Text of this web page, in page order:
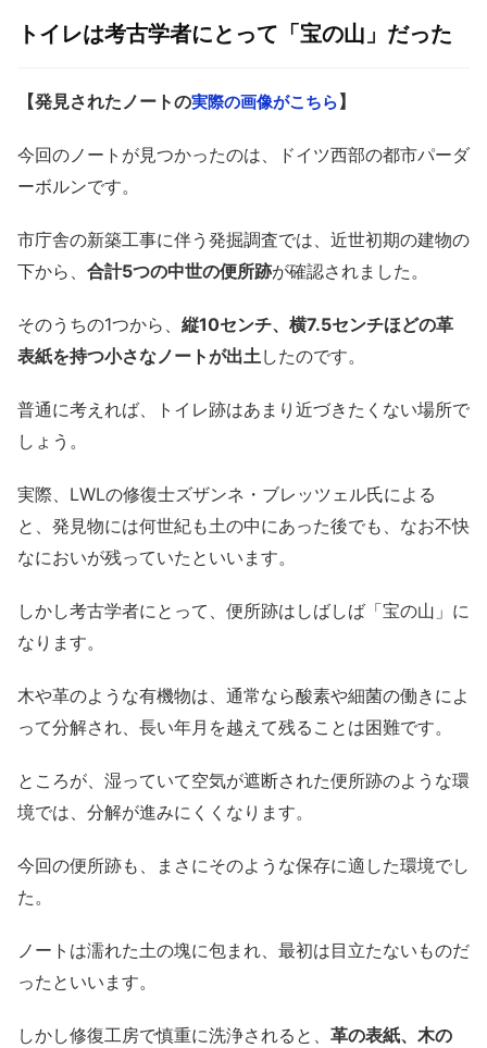
トイレは考古学者にとって「宝の山」だった
【発見されたノートの実際の画像がこちら】
今回のノートが見つかったのは、ドイツ西部の都市パーダ
ーボルンです。
市庁舎の新築工事に伴う発掘調査では、近世初期の建物の
下から、 合計5つの中世の便所跡が確認されました。
そのうちの1つから、 縦10センチ、横7.5センチほどの革
表紙を持つ小さなノートが出土したのです。
普通に考えれば、トイレ跡はあまり近づきたくない場所で
しょう。
実際、LWLの修復士ズザンネ・ブレッツェル氏による
と、発見物には何世紀も土の中にあった後でも、なお不快
なにおいが残っていたといいます。
しかし考古学者にとって、便所跡はしばしば「宝の山」に
なります。
木や革のような有機物は、通常なら酸素や細菌の働きによ
って分解され、長い年月を越えて残ることは困難です。
ところが、湿っていて空気が遮断された便所跡のような環
境では、分解が進みにくくなります。
今回の便所跡も、まさにそのような保存に適した環境でし
た。
ノートは濡れた土の塊に包まれ、最初は目立たないものだ
ったといいます。
しかし修復工房で慎重に洗浄されると、 革の表紙、木の